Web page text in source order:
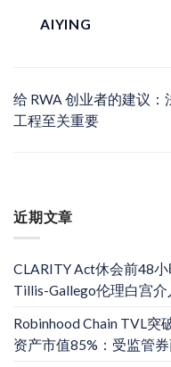
近期文章
CLARITY Act休会前48
Tillis-Gallego伦理白宫
Robinhood Chain TVL突
资产市值85%：受监管
AIYING
给 RWA 创业者的建议：
工程至关重要